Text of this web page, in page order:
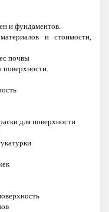
и фундаментов.
и стоимости,
почвы
поверхности.
для поверхности